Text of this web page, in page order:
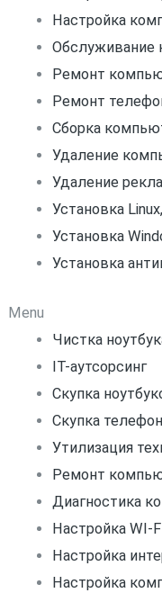
Настройка
Обслуживание
Ремонт
Ремонт
Сборка
Удаление
Удаление
Установка
Установка
Установка
Menu
Чистка
IT-аутсорсинг
Скупка
Скупка
Утилизация
Ремонт
Диагностика
Настройка WI-
Настройка
Настройка